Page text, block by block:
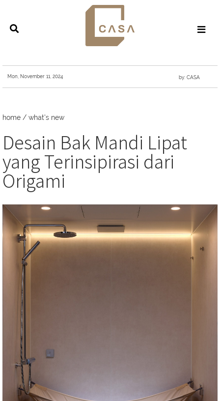
Mon, November 11, 2024 by: CASA
home / what's new
Desain Bak Mandi Lipat
yang Terinsipirasi dari
Origami